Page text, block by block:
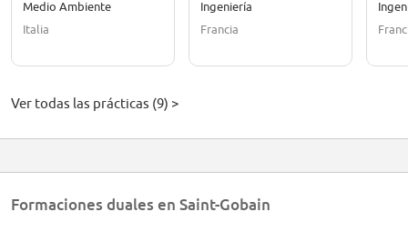
Medio Ambiente
Italia
Ingeniería
Francia
Ver todas las prácticas (9) >
Formaciones duales en Saint-Gobain